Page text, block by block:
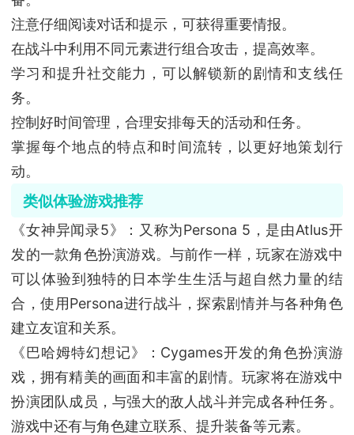
注意仔细阅读对话和提示，可获得重要情报。
在战斗中利用不同元素进行组合攻击，提高效率。
学习和提升社交能力，可以解锁新的剧情和支线任
务。
控制好时间管理，合理安排每天的活动和任务。
掌握每个地点的特点和时间流转，以更好地策划行
动。
类似体验游戏推荐
《女神异闻录5》：又称为Persona 5，是由Atlus开
发的一款角色扮演游戏。与前作一样，玩家在游戏中
可以体验到独特的日本学生生活与超自然力量的结
合，使用Persona进行战斗，探索剧情并与各种角色
建立友谊和关系。
《巴哈姆特幻想记》：Cygames开发的角色扮演游
戏，拥有精美的画面和丰富的剧情。玩家将在游戏中
扮演团队成员，与强大的敌人战斗并完成各种任务。
游戏中还有与角色建立联系、提升装备等元素。